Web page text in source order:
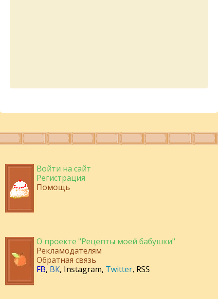
Войти на сайт
Регистрация
Помощь
О проекте "Рецепты моей бабушки"
Рекламодателям
Обратная связь
FB, ВК, Instagram, Twitter, RSS